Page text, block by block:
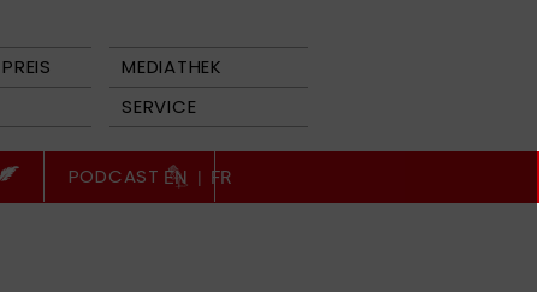
MEDIATHEK
SERVICE
PODCAST EN | FR